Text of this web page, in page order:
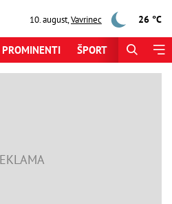
10. august,Vavrinec 26 °C
PROMINENTI ŠPORT